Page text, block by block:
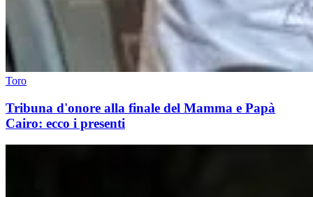
Toro
Tribuna d'onore alla finale del Mamma e Papà
Cairo: ecco i presenti